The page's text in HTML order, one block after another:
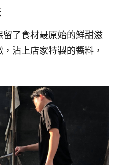
了食材最原始的鮮甜滋
沾上店家特製的醬料，